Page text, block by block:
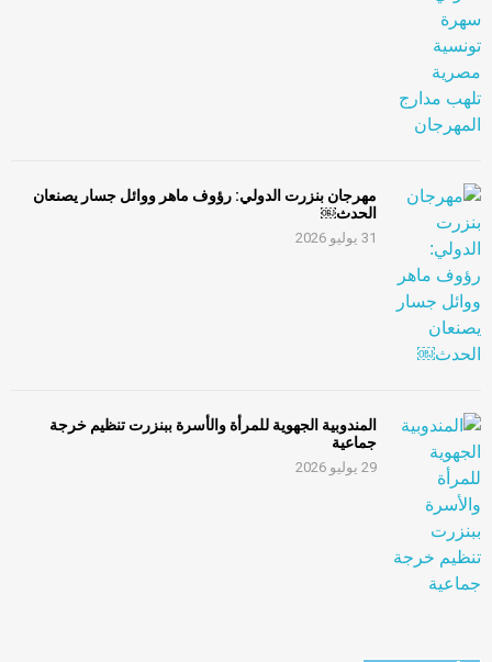
مهرجان بنزرت الدولي: رؤوف ماهر ووائل جسار يصنعان
الحدث￼
31 يوليو 2026
المندوبية الجهوية للمرأة والأسرة ببنزرت تنظيم خرجة
جماعية
29 يوليو 2026